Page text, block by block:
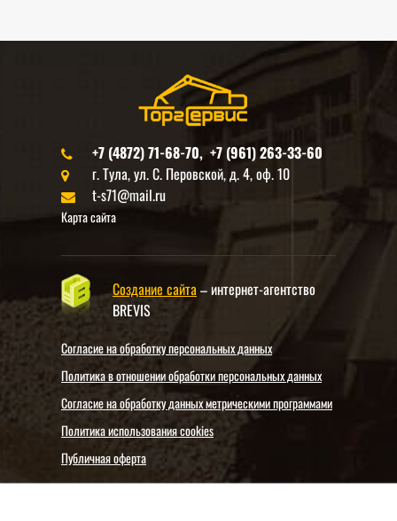
+7 (4872) 71-68-70, +7 (961) 263-33-60
г. Тула, ул. С. Перовской, д. 4, оф. 10
t-s71@mail.ru
Карта сайта
Создание сайта– интернет-агентство
BREVIS
Согласие на обработку персональных данных
Политика в отношении обработки персональных данных
Согласие на обработку данных метрическими программами
Политика использования cookies
Публичная оферта